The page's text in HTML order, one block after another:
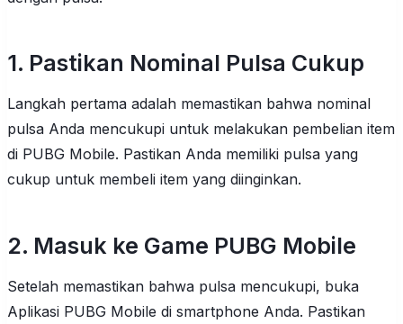
1. Pastikan Nominal Pulsa Cukup
Langkah pertama adalah memastikan bahwa nominal
pulsa Anda mencukupi untuk melakukan pembelian item
di PUBG Mobile. Pastikan Anda memiliki pulsa yang
cukup untuk membeli item yang diinginkan.
2. Masuk ke Game PUBG Mobile
Setelah memastikan bahwa pulsa mencukupi, buka
Aplikasi PUBG Mobile di smartphone Anda. Pastikan